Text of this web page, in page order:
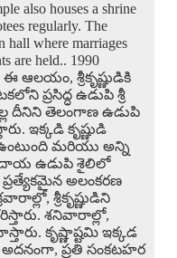
also houses a shrine
regularly. The
hall where marriages
are held.. 1990
ఆలయం, శ్రీకృష్ణుడికి
ప్రసిద్ధ ఉడుపి శ్రీ
దీనిని తెలంగాణ ఉడుపి
ఇక్కడి కృష్ణుడి
మరియు అన్ని
ఉడుపి శైలిలో
అలంకరణ
శ్రీకృష్ణుడిని
శనివారాల్లో,
కృష్ణాష్టమి ఇక్కడ
ప్రతి సంకటహర